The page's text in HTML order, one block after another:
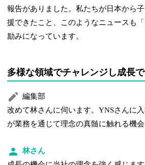
報告がありました。私たちが日本から
援できたこと、このようなニュースも「
励みになっています。
多様な領域でチャレンジし成長
編集部
改めて林さんに伺います。YNSさんに
が業務を通じて理念の真髄に触れる機
林さん